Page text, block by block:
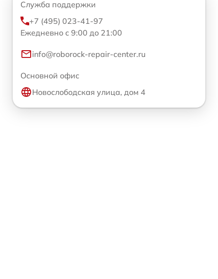
Служба поддержки
+7 (495) 023-41-97
Ежедневно с 9:00 до 21:00
info@roborock-repair-center.ru
Основной офис
Новослободская улица, дом 4